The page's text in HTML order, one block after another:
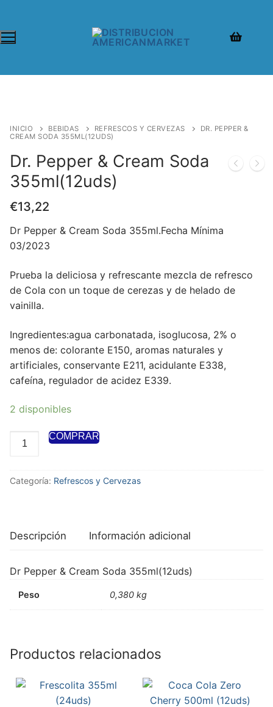
INICIO BEBIDAS REFRESCOS Y CERVEZAS
DR. PEPPER &
CREAM SODA 355ML(12UDS)
Dr. Pepper & Cream Soda
355ml(12uds)
€13,22
Dr Pepper & Cream Soda 355ml.Fecha Mínima
03/2023
Prueba la deliciosa y refrescante mezcla de refresco
de Cola con un toque de cerezas y de helado de
vainilla.
Ingredientes:agua carbonatada, isoglucosa, 2% o
menos de: colorante E150, aromas naturales y
artificiales, conservante E211, acidulante E338,
cafeína, regulador de acidez E339.
2 disponibles
COMPRAR
Categoría: Refrescos y Cervezas
Descripción Información adicional
Dr Pepper & Cream Soda 355ml(12uds)
Peso 0,380 kg
Productos relacionados